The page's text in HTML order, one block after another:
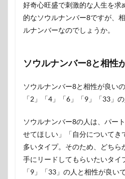
好奇心旺盛で刺激的な人生を求
的なソウルナンバー8ですが、
ルナンバーなのでしょうか。
ソウルナンバー8と相性
ソウルナンバー8と相性が良い
「2」「4」「6」「9」「33」の
ソウルナンバー8の人は、パー
せてほしい」「自分についてき
多いタイプ。そのため、どちら
手にリードしてもらいたいタイ
「9」「33」の人と相性が良い